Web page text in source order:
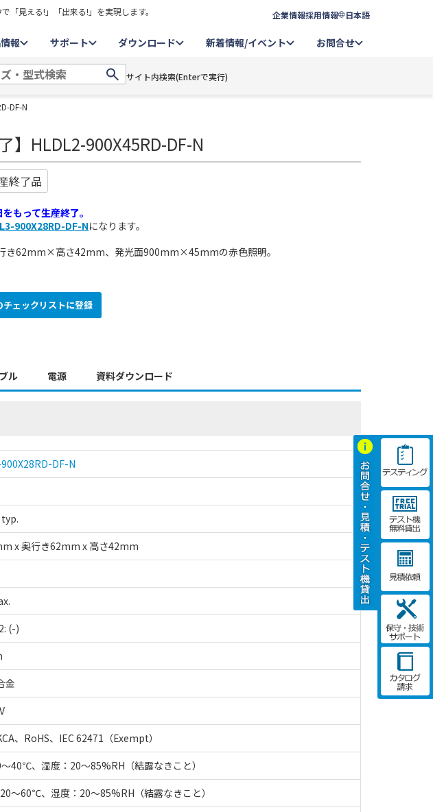
「見える!」「出来る!」を実現します。 企業情報採用情報 日本語
報 サポート ダウンロード 新着情報/イベント お問合せ
サイト内検索(Enterで実行)
DF-N
】HLDL2-900X45RD-DF-N
終了品
もって生産終了。
900X28RD-DF-Nになります。
き62mm×高さ42mm、発光面900mm×45mmの赤色照明。
チェックリストに登録
ル 電源 資料ダウンロード
DF-N
x 奥行き62mm x 高さ42mm
(-)
金
、RoHS、IEC 62471（Exempt）
40℃、湿度：20～85%RH（結露なきこと）
～60℃、湿度：20～85%RH（結露なきこと）